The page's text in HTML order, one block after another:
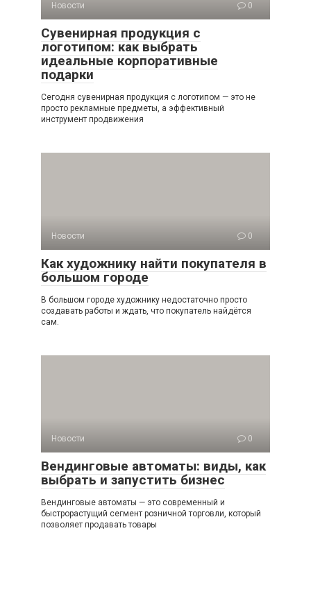
Новости 0
Сувенирная продукция с
логотипом: как выбрать
идеальные корпоративные
подарки
Сегодня сувенирная продукция с логотипом — это не
просто рекламные предметы, а эффективный
инструмент продвижения
Новости 0
Как художнику найти покупателя в
большом городе
В большом городе художнику недостаточно просто
создавать работы и ждать, что покупатель найдётся
сам.
Новости 0
Вендинговые автоматы: виды, как
выбрать и запустить бизнес
Вендинговые автоматы — это современный и
быстрорастущий сегмент розничной торговли, который
позволяет продавать товары